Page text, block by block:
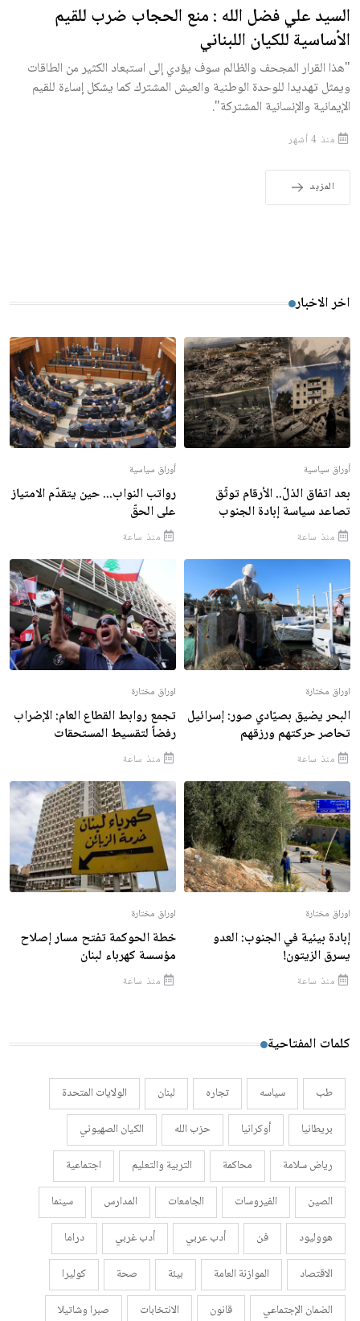
السيد علي فضل الله : منع الحجاب ضرب للقيم
الأساسية للكيان اللبناني
"هذا القرار المجحف والظالم سوف يؤدي إلى استبعاد الكثير من الطاقات
ويمثل تهديدا للوحدة الوطنية والعيش المشترك كما يشكل إساءة للقيم
الإيمانية والإنسانية المشتركة".
منذ 4 أشهر
المزيد
اخر الاخبار
أوراق سياسية
بعد اتفاق الذلّ.. الأرقام توثّق
تصاعد سياسة إبادة الجنوب
منذ ساعة
أوراق سياسية
رواتب النواب... حين يتقدّم الامتياز
على الحقّ
منذ ساعة
اوراق مختارة
البحر يضيق بصيّادي صور: إسرائيل
تحاصر حركتهم ورزقهم
منذ ساعة
اوراق مختارة
تجمع روابط القطاع العام: الإضراب
رفضاً لتقسيط المستحقات
منذ ساعة
اوراق مختارة
إبادة بيئية في الجنوب: العدو
يسرق الزيتون!
منذ ساعة
اوراق مختارة
خطة الحوكمة تفتح مسار إصلاح
مؤسسة كهرباء لبنان
منذ ساعة
كلمات المفتاحية
طب سياسه تجاره لبنان
الولايات المتحدة
بريطانيا
أوكرانيا حزب الله
الكيان الصهيوني
رياض سلامة
محاكمة التربية والتعليم
اجتماعية
الصين
الفيروسات الجامعات المدارس
سينما
هووليود
فن أدب عربي أدب غربي
دراما
الاقتصاد
الموازنة العامة بيئة صحة
كوليرا
الضمان الإجتماعي
قانون الانتخابات
صبرا وشاتيلا